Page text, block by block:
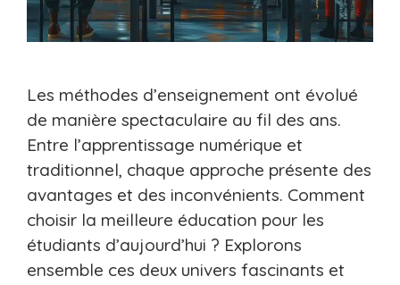
Les méthodes d’enseignement ont évolué
de manière spectaculaire au fil des ans.
Entre l’apprentissage numérique et
traditionnel, chaque approche présente des
avantages et des inconvénients. Comment
choisir la meilleure éducation pour les
étudiants d’aujourd’hui ? Explorons
ensemble ces deux univers fascinants et